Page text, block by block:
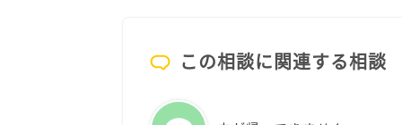
この相談に関連する相談